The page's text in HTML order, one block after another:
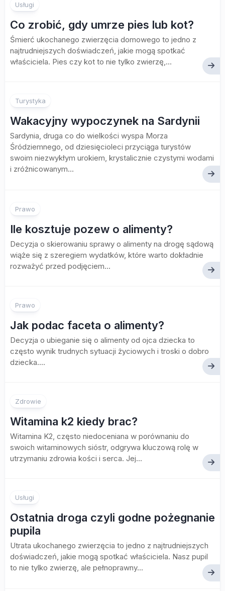
Usługi
Co zrobić, gdy umrze pies lub kot?
Śmierć ukochanego zwierzęcia domowego to jedno z
najtrudniejszych doświadczeń, jakie mogą spotkać
właściciela. Pies czy kot to nie tylko zwierzę,...
Turystyka
Wakacyjny wypoczynek na Sardynii
Sardynia, druga co do wielkości wyspa Morza
Śródziemnego, od dziesięcioleci przyciąga turystów
swoim niezwykłym urokiem, krystalicznie czystymi wodami
i zróżnicowanym...
Prawo
Ile kosztuje pozew o alimenty?
Decyzja o skierowaniu sprawy o alimenty na drogę sądową
wiąże się z szeregiem wydatków, które warto dokładnie
rozważyć przed podjęciem...
Prawo
Jak podac faceta o alimenty?
Decyzja o ubieganie się o alimenty od ojca dziecka to
często wynik trudnych sytuacji życiowych i troski o dobro
dziecka....
Zdrowie
Witamina k2 kiedy brac?
Witamina K2, często niedoceniana w porównaniu do
swoich witaminowych sióstr, odgrywa kluczową rolę w
utrzymaniu zdrowia kości i serca. Jej...
Usługi
Ostatnia droga czyli godne pożegnanie
pupila
Utrata ukochanego zwierzęcia to jedno z najtrudniejszych
doświadczeń, jakie mogą spotkać właściciela. Nasz pupil
to nie tylko zwierzę, ale pełnoprawny...